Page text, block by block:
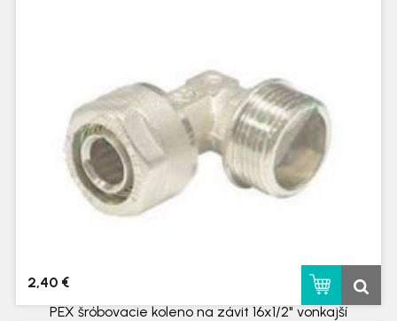
PEX šróbovacie koleno na závit 16x1/2" vonkajší
2,40 €